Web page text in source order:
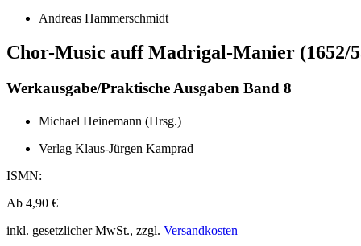
Andreas Hammerschmidt
Chor-Music auff Madrigal-Manier (1652/
Werkausgabe/Praktische Ausgaben Band 8
Michael Heinemann (Hrsg.)
Verlag Klaus-Jürgen Kamprad
ISMN:
Ab 4,90 €
inkl. gesetzlicher MwSt., zzgl. Versandkosten